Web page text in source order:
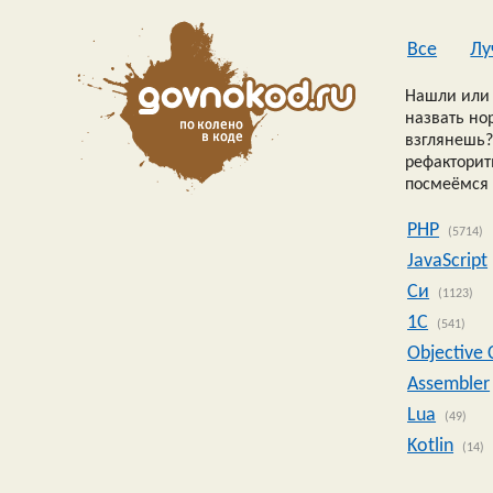
Все
Нашли или
назвать
посмеёмся
PHP (5714)
JavaScript
Си
(1123)
1C (541)
Objective
Assembler
Lua
(49)
Kotlin (14)